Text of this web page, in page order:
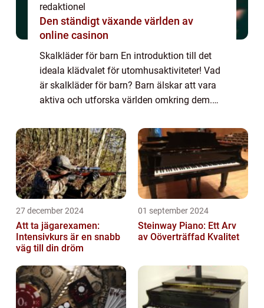
redaktionel
Den ständigt växande världen av
online casinon
Skalkläder för barn En introduktion till det
ideala klädvalet för utomhusaktiviteter! Vad
är skalkläder för barn? Barn älskar att vara
aktiva och utforska världen omkring dem.
kan vädret vara en faktor som b...
27 december 2024
Att ta jägarexamen:
Intensivkurs är en snabb
väg till din dröm
01 september 2024
Steinway Piano: Ett Arv
av Oöverträffad Kvalitet